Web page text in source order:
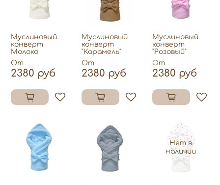
Муслиновый
конверт
Молоко
От
2380 руб
Муслиновый
конверт
"Карамель"
От
2380 руб
Муслиновый
конверт
"Розовый"
От
2380 руб
Нет в
наличии